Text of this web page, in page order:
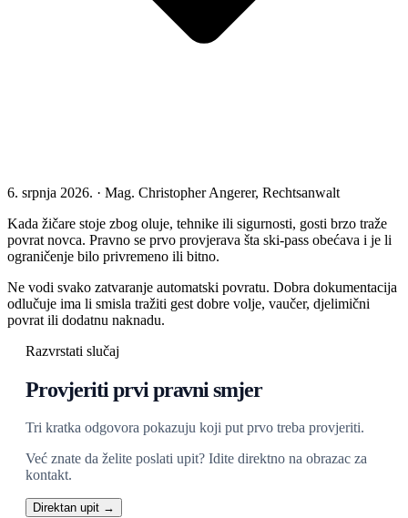
6. srpnja 2026. · Mag. Christopher Angerer, Rechtsanwalt
Kada žičare stoje zbog oluje, tehnike ili sigurnosti, gosti brzo traže
povrat novca. Pravno se prvo provjerava šta ski-pass obećava i je li
ograničenje bilo privremeno ili bitno.
Ne vodi svako zatvaranje automatski povratu. Dobra dokumentacija
odlučuje ima li smisla tražiti gest dobre volje, vaučer, djelimični
povrat ili dodatnu naknadu.
Razvrstati slučaj
Provjeriti prvi pravni smjer
Tri kratka odgovora pokazuju koji put prvo treba provjeriti.
Već znate da želite poslati upit? Idite direktno na obrazac za
kontakt.
Direktan upit →